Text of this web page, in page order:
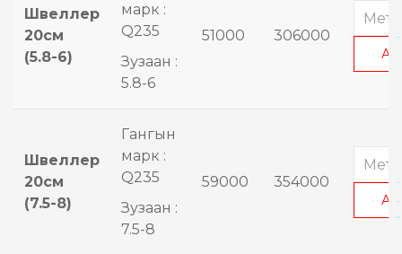
Швеллер
20см
(5.8-6)
марк :
Q235
Зузаан :
5.8-6
51000 306000
Швеллер
20см
(7.5-8)
Гангын
марк :
Q235
Зузаан :
7.5-8
59000 354000